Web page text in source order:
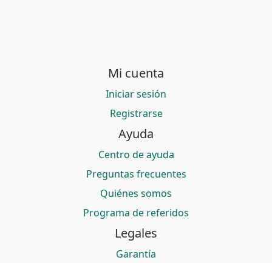
Mi cuenta
Iniciar sesión
Registrarse
Ayuda
Centro de ayuda
Preguntas frecuentes
Quiénes somos
Programa de referidos
Legales
Garantía